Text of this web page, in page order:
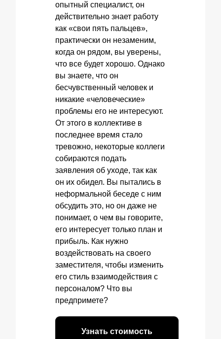
опытный специалист, он
действительно знает работу
как «свои пять пальцев»,
практически он незаменим,
когда он рядом, вы уверены,
что все будет хорошо. Однако
вы знаете, что он
бесчувственный человек и
никакие «человеческие»
проблемы его не интересуют.
От этого в коллективе в
последнее время стало
тревожно, некоторые коллеги
собираются подать
заявления об уходе, так как
он их обидел. Вы пытались в
неформальной беседе с ним
обсудить это, но он даже не
понимает, о чем вы говорите,
его интересует только план и
прибыль. Как нужно
воздействовать на своего
заместителя, чтобы изменить
его стиль взаимодействия с
персоналом? Что вы
предпримете?
Узнать стоимость